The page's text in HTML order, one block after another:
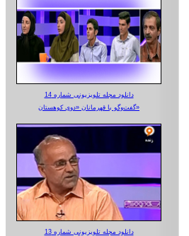
دانلود مجله تلویزیونی شماره 14
گفت‌وگو با قهرمانان «دوی کوهستان»
دانلود مجله تلویزیونی شماره 13